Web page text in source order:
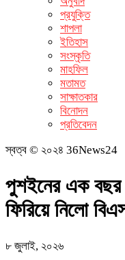
প্রযুক্তি
শাপলা
ইতিহাস
সংস্কৃতি
মাহফিল
মতামত
সাক্ষাতকার
বিনোদন
প্রতিবেদন
স্বত্ব © ২০২৪ 36News24
পুশইনের এক বছর
ফিরিয়ে নিলো
৮ জুলাই, ২০২৬